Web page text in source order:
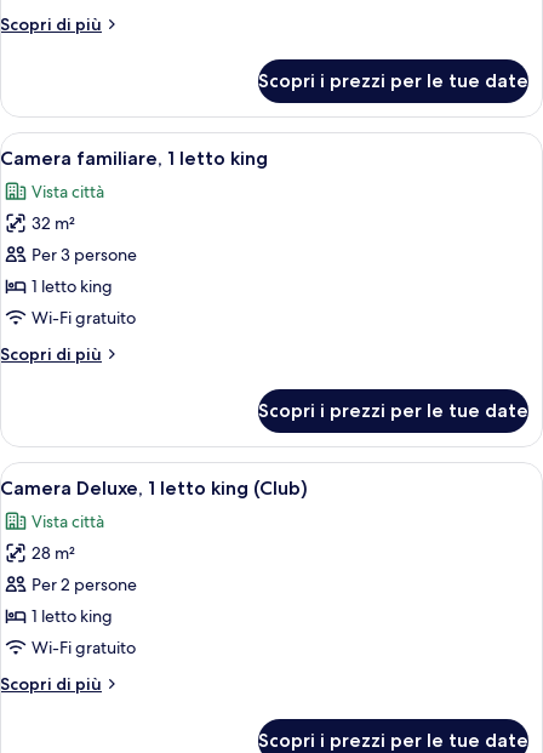
letto
Scopri di più
Altri
Deluxe,
letto
Scopri i prezzi per le tue date
Apri
tutte
le
foto
per
Camera
familiare,
letto
Una camera d'albergo con un letto
8
Camera familiare, 1 letto king
Vista città
32 m²
Per 3 persone
1 letto king
Wi-Fi gratuito
Scopri di più
Altri
familiare,
letto
Scopri i prezzi per le tue date
Apri
tutte
le
foto
per
Camera
Deluxe,
letto
Una camera d'albergo con un letto
6
Camera Deluxe, 1 letto king (Club)
Vista città
28 m²
Per 2 persone
1 letto king
Wi-Fi gratuito
Scopri di più
Altri
Scopri i prezzi per le tue date